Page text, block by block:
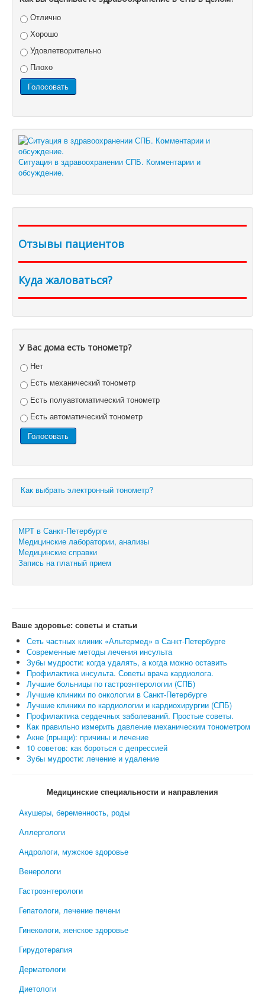
Отлично
Хорошо
Удовлетворительно
Плохо
Ситуация в здравоохранении СПБ. Комментарии и
обсуждение.
Отзывы пациентов
Куда жаловаться?
У Вас дома есть тонометр?
Нет
Есть механический тонометр
Есть полуавтоматический тонометр
Есть автоматический тонометр
Как выбрать электронный тонометр?
МРТ в Санкт-Петербурге
Медицинские лаборатории, анализы
Медицинские справки
Запись на платный прием
Ваше здоровье: советы и статьи
Сеть частных клиник «Альтермед» в Санкт-Петербурге
Современные методы лечения инсульта
Зубы мудрости: когда удалять, а когда можно оставить
Профилактика инсульта. Советы врача кардиолога.
Лучшие больницы по гастроэнтерологии (СПБ)
Лучшие клиники по онкологии в Санкт-Петербурге
Лучшие клиники по кардиологии и кардиохирургии (СПБ)
Профилактика сердечных заболеваний. Простые советы.
Как правильно измерить давление механическим тонометром
Акне (прыщи): причины и лечение
10 советов: как бороться с депрессией
Зубы мудрости: лечение и удаление
Медицинские специальности и направления
Акушеры, беременность, роды
Аллергологи
Андрологи, мужское здоровье
Венерологи
Гастроэнтерологи
Гепатологи, лечение печени
Гинекологи, женское здоровье
Гирудотерапия
Дерматологи
Диетологи